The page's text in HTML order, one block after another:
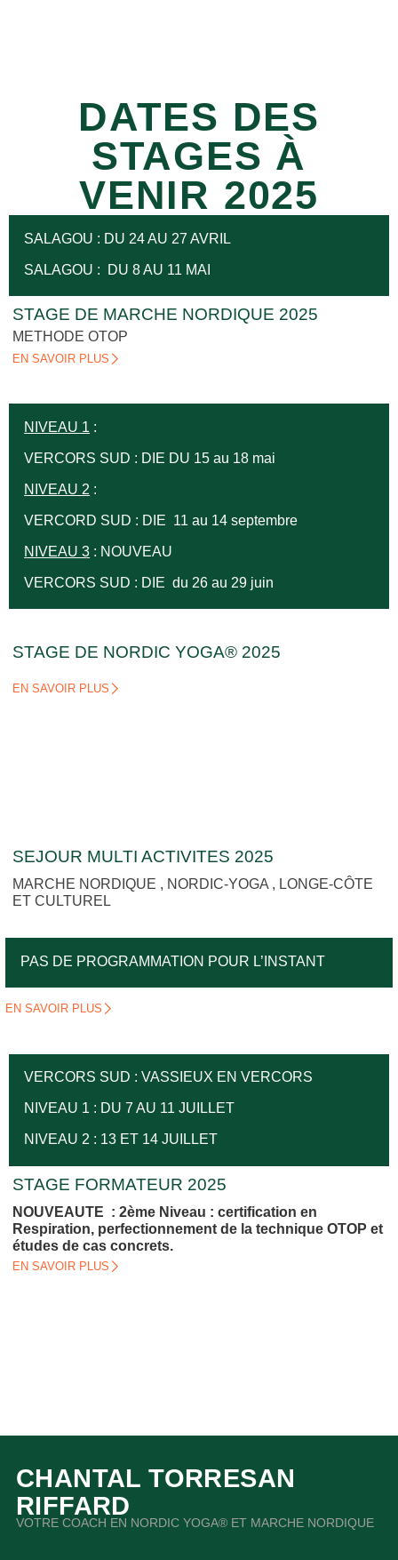
DATES DES
STAGES À
VENIR 2025
SALAGOU : DU 24 AU 27 AVRIL
SALAGOU : DU 8 AU 11 MAI
STAGE DE MARCHE NORDIQUE 2025
METHODE OTOP
EN SAVOIR PLUS
NIVEAU 1 :
VERCORS SUD : DIE DU 15 au 18 mai
NIVEAU 2 :
VERCORD SUD : DIE 11 au 14 septembre
NIVEAU 3 : NOUVEAU
VERCORS SUD : DIE du 26 au 29 juin
STAGE DE NORDIC YOGA® 2025
EN SAVOIR PLUS
SEJOUR MULTI ACTIVITES 2025
MARCHE NORDIQUE , NORDIC-YOGA , LONGE-CÔTE
ET CULTUREL
PAS DE PROGRAMMATION POUR L’INSTANT
EN SAVOIR PLUS
VERCORS SUD : VASSIEUX EN VERCORS
NIVEAU 1 : DU 7 AU 11 JUILLET
NIVEAU 2 : 13 ET 14 JUILLET
STAGE FORMATEUR 2025
NOUVEAUTE : 2ème Niveau : certification en
Respiration, perfectionnement de la technique OTOP et
études de cas concrets.
EN SAVOIR PLUS
CHANTAL TORRESAN
RIFFARD
VOTRE COACH EN NORDIC YOGA® ET MARCHE NORDIQUE